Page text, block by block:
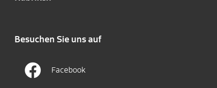
Besuchen Sie uns auf
Facebook